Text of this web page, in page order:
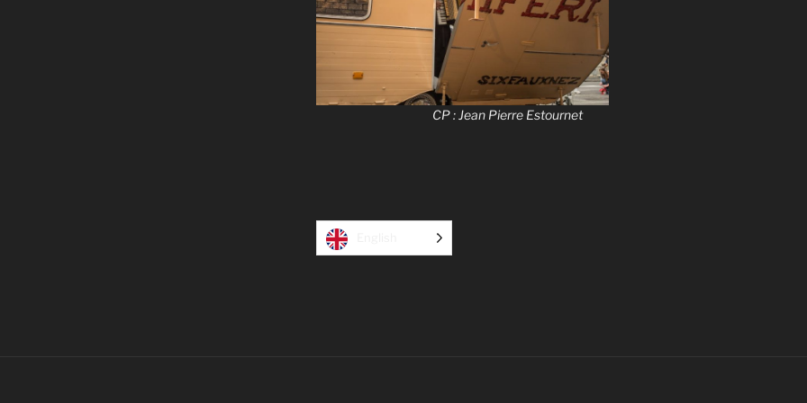
CP : Jean Pierre Estournet